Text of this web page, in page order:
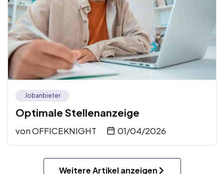
Jobanbieter
Optimale Stellenanzeige
vonOFFICEKNIGHT 01/04/2026
Weitere Artikel anzeigen